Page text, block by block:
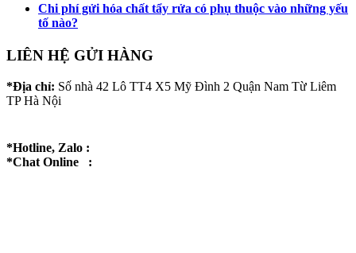
Chi phí gửi hóa chất tẩy rửa có phụ thuộc vào những yếu
tố nào?
LIÊN HỆ GỬI HÀNG
*Địa chỉ: Số nhà 42 Lô TT4 X5 Mỹ Đình 2 Quận Nam Từ Liêm
TP Hà Nội
*Hotline, Zalo :
*Chat Online :